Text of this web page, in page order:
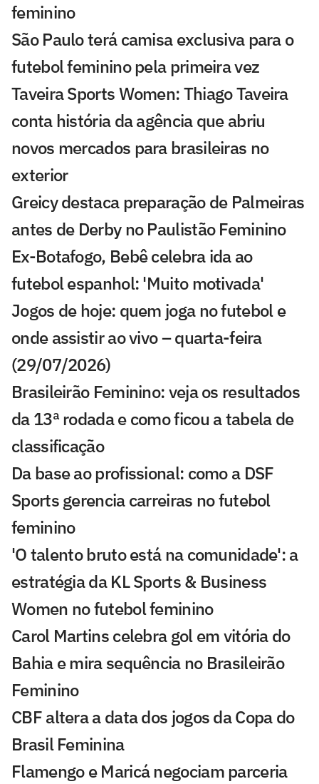
feminino
São Paulo terá camisa exclusiva para o
futebol feminino pela primeira vez
Taveira Sports Women: Thiago Taveira
conta história da agência que abriu
novos mercados para brasileiras no
exterior
Greicy destaca preparação de Palmeiras
antes de Derby no Paulistão Feminino
Ex-Botafogo, Bebê celebra ida ao
futebol espanhol: 'Muito motivada'
Jogos de hoje: quem joga no futebol e
onde assistir ao vivo – quarta-feira
(29/07/2026)
Brasileirão Feminino: veja os resultados
da 13ª rodada e como ficou a tabela de
classificação
Da base ao profissional: como a DSF
Sports gerencia carreiras no futebol
feminino
'O talento bruto está na comunidade': a
estratégia da KL Sports & Business
Women no futebol feminino
Carol Martins celebra gol em vitória do
Bahia e mira sequência no Brasileirão
Feminino
CBF altera a data dos jogos da Copa do
Brasil Feminina
Flamengo e Maricá negociam parceria